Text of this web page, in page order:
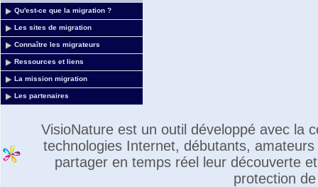
Qu'est-ce que la migration ?
Les sites de migration
Connaître les migrateurs
Ressources et liens
La mission migration
Les partenaires
VisioNature est un outil développé avec la
technologies Internet, débutants,
partager en temps réel leur découverte
protection